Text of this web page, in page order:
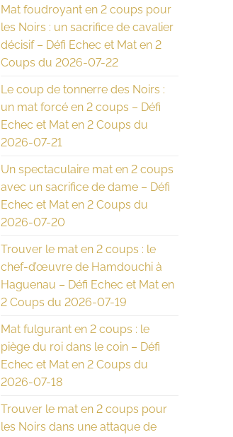
Mat foudroyant en 2 coups pour
les Noirs : un sacrifice de cavalier
décisif – Défi Echec et Mat en 2
Coups du 2026-07-22
Le coup de tonnerre des Noirs :
un mat forcé en 2 coups – Défi
Echec et Mat en 2 Coups du
2026-07-21
Un spectaculaire mat en 2 coups
avec un sacrifice de dame – Défi
Echec et Mat en 2 Coups du
2026-07-20
Trouver le mat en 2 coups : le
chef-d’œuvre de Hamdouchi à
Haguenau – Défi Echec et Mat en
2 Coups du 2026-07-19
Mat fulgurant en 2 coups : le
piège du roi dans le coin – Défi
Echec et Mat en 2 Coups du
2026-07-18
Trouver le mat en 2 coups pour
les Noirs dans une attaque de